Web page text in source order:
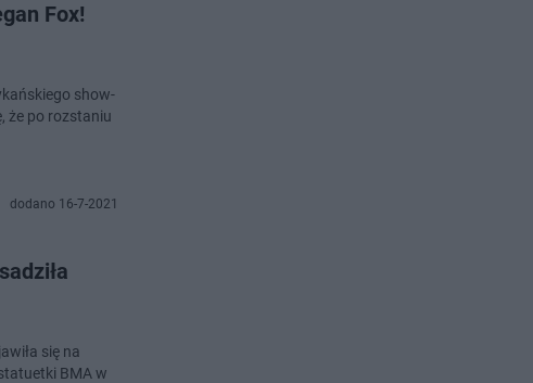
Fox!
show-
że po rozstaniu
dodano 16-7-2021
się na
BMA w